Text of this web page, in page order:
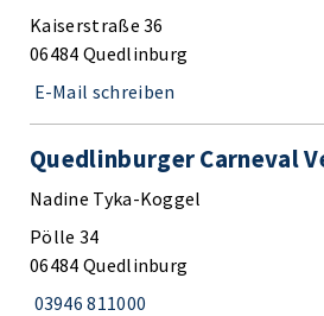
Kaiserstraße 36
06484 Quedlinburg
E-Mail schreiben
Quedlinburger Carneval
Nadine Tyka-Koggel
Pölle 34
06484 Quedlinburg
03946 811000